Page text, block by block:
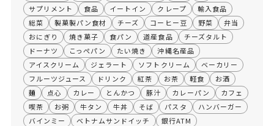
サプリメント
食品 イートイン クレープ
輸入食品
総菜
製菓製パン食材 チーズ コーヒー豆 野菜
弁当
おにぎり
焼き菓子 食パン 道産食品
チーズタルト
ドーナツ
こっぺパン たい焼き
沖縄名産品
アイスクリーム
ジェラート ソフトクリーム
ベーカリー
フルーツジュース
ドリンク 紅茶 お茶 軽食
お酒
麺
点心 カレー とんかつ 豚汁 カレーパン
カフェ
喫茶
お粥 牛タン 牛丼 そば パスタ
ハンバーガー
バインミー
ベトナムサンドイッチ
銀行ATM